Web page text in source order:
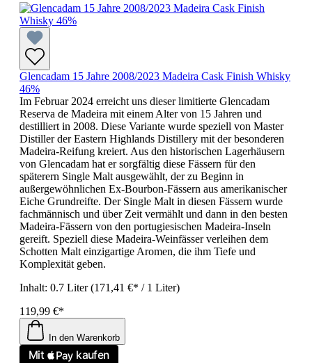
Glencadam 15 Jahre 2008/2023 Madeira Cask Finish Whisky
46%
Im Februar 2024 erreicht uns dieser limitierte Glencadam
Reserva de Madeira mit einem Alter von 15 Jahren und
destilliert in 2008. Diese Variante wurde speziell von Master
Distiller der Eastern Highlands Distillery mit der besonderen
Madeira-Reifung kreiert. Aus den historischen Lagerhäusern
von Glencadam hat er sorgfältig diese Fässern für den
späterern Single Malt ausgewählt, der zu Beginn in
außergewöhnlichen Ex-Bourbon-Fässern aus amerikanischer
Eiche Grundreifte. Der Single Malt in diesen Fässern wurde
fachmännisch und über Zeit vermählt und dann in den besten
Madeira-Fässern von den portugiesischen Madeira-Inseln
gereift. Speziell diese Madeira-Weinfässer verleihen dem
Schotten Malt einzigartige Aromen, die ihm Tiefe und
Komplexität geben.
Inhalt: 0.7 Liter(171,41 €* / 1 Liter)
119,99 €*
In den Warenkorb